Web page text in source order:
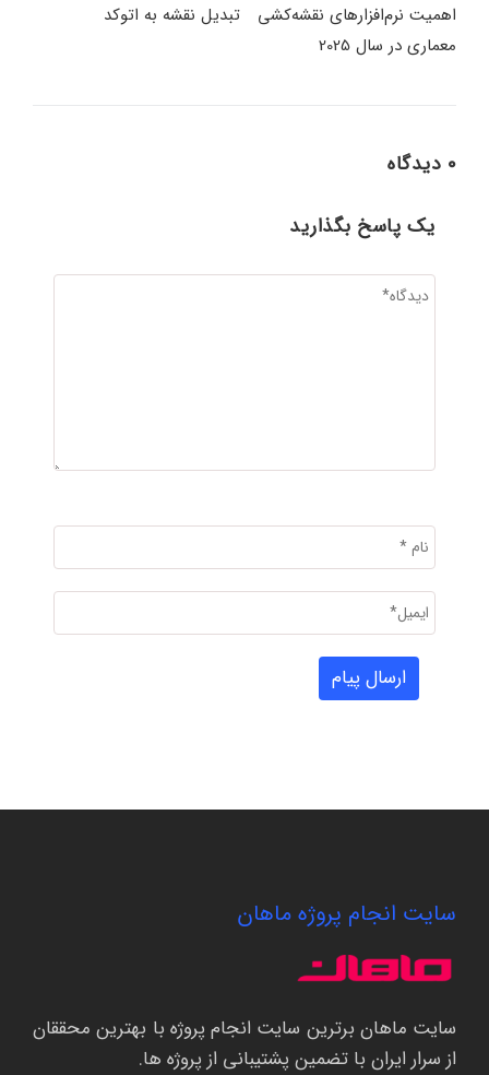
نوشته
تبدیل نقشه به اتوکد
اهمیت نرم‌افزارهای نقشه‌کشی
معماری در سال 2025
0 دیدگاه
یک پاسخ بگذارید
سایت انجام پروژه ماهان
سایت ماهان برترین سایت انجام پروژه با بهترین محققان
از سرار ایران با تضمین پشتیبانی از پروژه ها.